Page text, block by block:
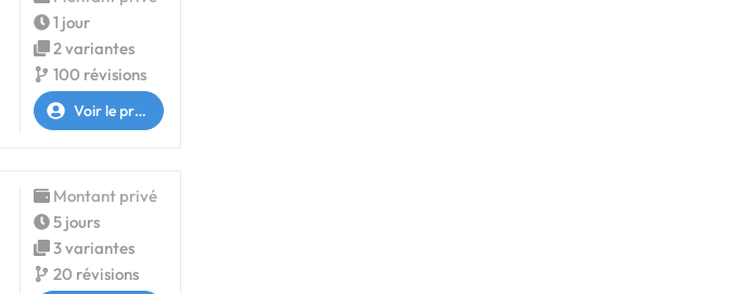
1 jour
2 variantes
100 révisions
Voir le profil
Montant privé
5 jours
3 variantes
20 révisions